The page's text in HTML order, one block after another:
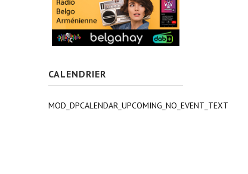
CALENDRIER
MOD_DPCALENDAR_UPCOMING_NO_EVENT_TEXT